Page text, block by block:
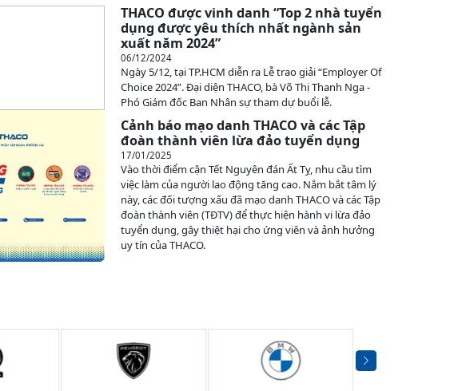
THACO được vinh danh “Top 2 nhà tuyển
dụng được yêu thích nhất ngành sản
xuất năm 2024”
06/12/2024
Ngày 5/12, tại TP.HCM diễn ra Lễ trao giải “Employer Of
Choice 2024”. Đại diện THACO, bà Võ Thị Thanh Nga -
Phó Giám đốc Ban Nhân sự tham dự buổi lễ.
Cảnh báo mạo danh THACO và các Tập
đoàn thành viên lừa đảo tuyển dụng
17/01/2025
Vào thời điểm cận Tết Nguyên đán Ất Tỵ, nhu cầu tìm
việc làm của người lao động tăng cao. Nắm bắt tâm lý
này, các đối tượng xấu đã mạo danh THACO và các Tập
đoàn thành viên (TĐTV) để thực hiện hành vi lừa đảo
tuyển dụng, gây thiệt hại cho ứng viên và ảnh hưởng
uy tín của THACO.